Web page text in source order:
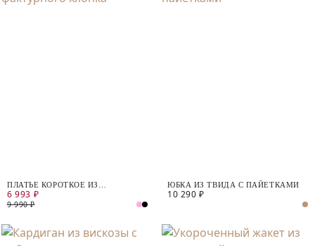
ПЛАТЬЕ КОРОТКОЕ ИЗ
ФАКТУРНОГО ХЛОПКА
6 993 ₽
9 990 ₽
ЮБКА ИЗ ТВИДА С ПАЙЕТКАМИ
10 290 ₽